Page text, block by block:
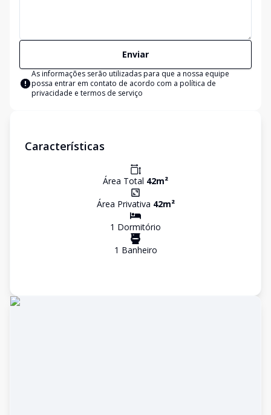
Enviar
As informações serão utilizadas para que a nossa equipe
possa entrar em contato de acordo com a política de
privacidade e termos de serviço
Características
Área Total 42m²
Área Privativa 42m²
1 Dormitório
1 Banheiro